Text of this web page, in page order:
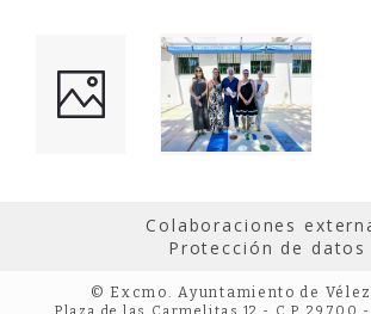
Colaboraciones
Protección de datos
© Excmo. Ayuntamiento de